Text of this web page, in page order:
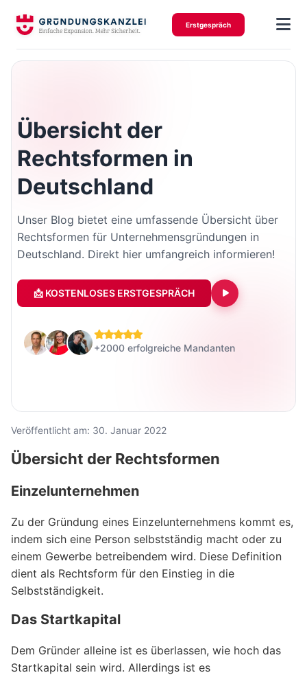
Erstgespräch
Übersicht der
Rechtsformen in
Deutschland
Unser Blog bietet eine umfassende Übersicht über
Rechtsformen für Unternehmensgründungen in
Deutschland. Direkt hier umfangreich informieren!
📩 KOSTENLOSES ERSTGESPRÄCH
+2000 erfolgreiche Mandanten
Veröffentlicht am: 30. Januar 2022
Übersicht der Rechtsformen
Einzelunternehmen
Zu der Gründung eines Einzelunternehmens kommt es,
indem sich eine Person selbstständig macht oder zu
einem Gewerbe betreibendem wird. Diese Definition
dient als Rechtsform für den Einstieg in die
Selbstständigkeit.
Das Startkapital
Dem Gründer alleine ist es überlassen, wie hoch das
Startkapital sein wird. Allerdings ist es